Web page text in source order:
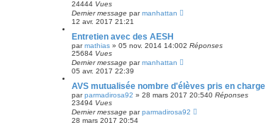
24444 Vues
Dernier message parmanhattan
12 avr. 2017 21:21
Entretien avec des AESH
parmathias » 05 nov. 2014 14:002 Réponses
25684 Vues
Dernier message parmanhattan
05 avr. 2017 22:39
AVS mutualisée nombre d'élèves pris en charge
parparmadirosa92 » 28 mars 2017 20:540 Réponses
23494 Vues
Dernier message parparmadirosa92
28 mars 2017 20:54